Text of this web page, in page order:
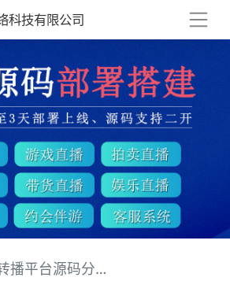
科技有限公司
享（类虎牙斗鱼系统源码）方案